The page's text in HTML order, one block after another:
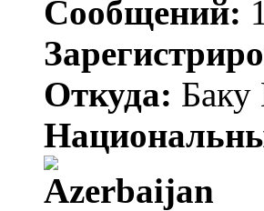
Сообщений:
Откуда: Баку